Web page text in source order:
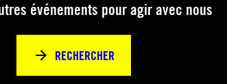
événements pour agir avec nous
RECHERCHER